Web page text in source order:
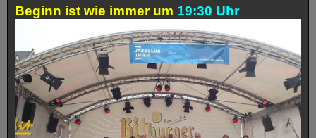
Beginn ist wie immer um 19:30 Uhr